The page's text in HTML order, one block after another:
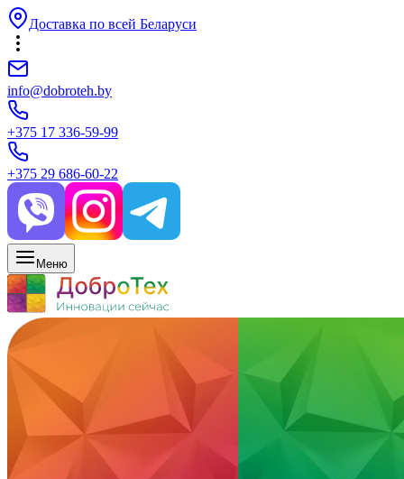
Доставка по всей Беларуси
info@dobroteh.by
+375 17 336-59-99
+375 29 686-60-22
Меню